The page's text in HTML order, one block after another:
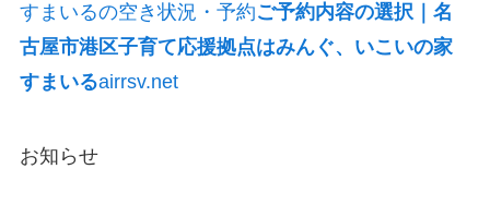
すまいるの空き状況・予約ご予約内容の選択｜名
古屋市港区子育て応援拠点はみんぐ、いこいの家
すまいるairrsv.net
お知らせ